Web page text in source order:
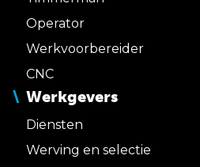
Operator
Werkvoorbereider
CNC
Werkgevers
Diensten
Werving en selectie